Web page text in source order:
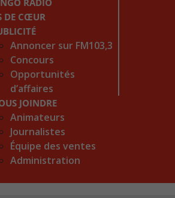
RADIO
DE CŒUR
Annoncer sur FM103,3
Concours
Opportunités
d’affaires
JOINDRE
Animateurs
Journalistes
Équipe des ventes
Administration